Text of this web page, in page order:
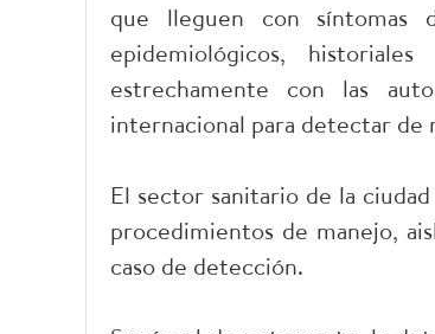
que lleguen con síntomas
epidemiológicos,
estrechamente con las
internacional para detectar de
El sector sanitario de la
procedimientos de manejo,
caso de detección.